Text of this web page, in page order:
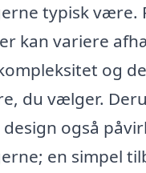
typisk være.
kan variere
og de
du vælger.
også
en simpel